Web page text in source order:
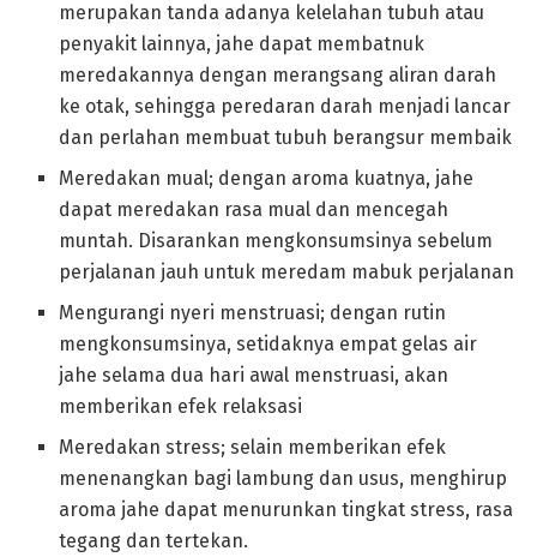
merupakan tanda adanya kelelahan tubuh atau
penyakit lainnya, jahe dapat membatnuk
meredakannya dengan merangsang aliran darah
ke otak, sehingga peredaran darah menjadi lancar
dan perlahan membuat tubuh berangsur membaik
Meredakan mual; dengan aroma kuatnya, jahe
dapat meredakan rasa mual dan mencegah
muntah. Disarankan mengkonsumsinya sebelum
perjalanan jauh untuk meredam mabuk perjalanan
Mengurangi nyeri menstruasi; dengan rutin
mengkonsumsinya, setidaknya empat gelas air
jahe selama dua hari awal menstruasi, akan
memberikan efek relaksasi
Meredakan stress; selain memberikan efek
menenangkan bagi lambung dan usus, menghirup
aroma jahe dapat menurunkan tingkat stress, rasa
tegang dan tertekan.